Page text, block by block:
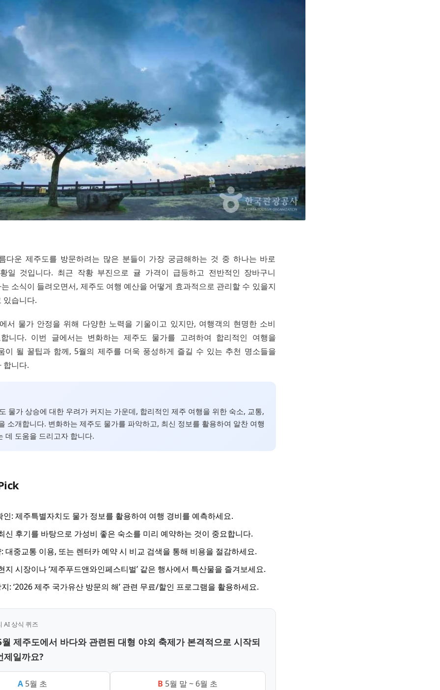
다운 제주도를 방문하려는 많은 분들이 가장 궁금해하는 것 중 하나는 바로
일 것입니다. 최근 작황 부진으로 귤 가격이 급등하고 전반적인 장바구니
소식이 들려오면서, 제주도 여행 예산을 어떻게 효과적으로 관리할 수 있을지
있습니다.
서 물가 안정을 위해 다양한 노력을 기울이고 있지만, 여행객의 현명한 소비
니다. 이번 글에서는 변화하는 제주도 물가를 고려하여 합리적인 여행을
이 될 꿀팁과 함께, 5월의 제주를 더욱 풍성하게 즐길 수 있는 추천 명소들을
합니다.
물가 상승에 대한 우려가 커지는 가운데, 합리적인 제주 여행을 위한 숙소, 교통,
소개합니다. 변화하는 제주도 물가를 파악하고, 최신 정보를 활용하여 알찬 여행
데 도움을 드리고자 합니다.
인: 제주특별자치도 물가 정보를 활용하여 여행 경비를 예측하세요.
신 후기를 바탕으로 가성비 좋은 숙소를 미리 예약하는 것이 중요합니다.
대중교통 이용, 또는 렌터카 예약 시 비교 검색을 통해 비용을 절감하세요.
지 시장이나 ‘제주푸드앤와인페스티벌’ 같은 행사에서 특산물을 즐겨보세요.
: ‘2026 제주 국가유산 방문의 해’ 관련 무료/할인 프로그램을 활용하세요.
AI 상식 퀴즈
제주도에서 바다와 관련된 대형 야외 축제가 본격적으로 시작되
제일까요?
A5월 초 B 5월 말 ~ 6월 초